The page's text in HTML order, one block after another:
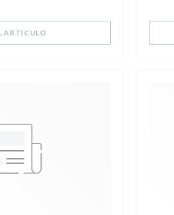
ARTICULO((ABRE EN UNA NUEVA